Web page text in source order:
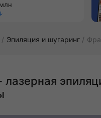
Эпиляция и шугаринг